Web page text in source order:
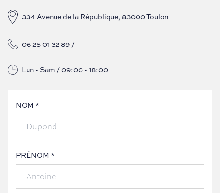
334 Avenue de la République, 83000 Toulon
06 25 01 32 89 /
Lun - Sam / 09:00 - 18:00
NOM *
PRÉNOM *